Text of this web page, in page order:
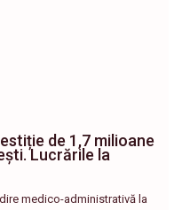
de 1,7 milioane
Lucrările la
medico-administrativă la